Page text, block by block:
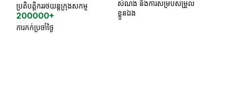
ប្រតិបត្តិកររថយន្តក្រុងសកម្ម
200000+
ការកក់ប្រចាំថ្ងៃ
សំណង និងការសម្របសម្រួល
ខ្លួនឯង